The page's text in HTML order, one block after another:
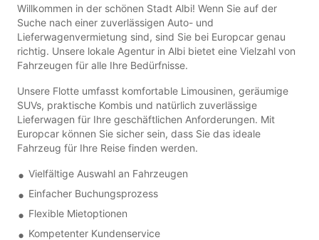
Willkommen in der schönen Stadt Albi! Wenn Sie auf der
Suche nach einer zuverlässigen Auto- und
Lieferwagenvermietung sind, sind Sie bei Europcar genau
richtig. Unsere lokale Agentur in Albi bietet eine Vielzahl von
Fahrzeugen für alle Ihre Bedürfnisse.
Unsere Flotte umfasst komfortable Limousinen, geräumige
SUVs, praktische Kombis und natürlich zuverlässige
Lieferwagen für Ihre geschäftlichen Anforderungen. Mit
Europcar können Sie sicher sein, dass Sie das ideale
Fahrzeug für Ihre Reise finden werden.
Vielfältige Auswahl an Fahrzeugen
Einfacher Buchungsprozess
Flexible Mietoptionen
Kompetenter Kundenservice